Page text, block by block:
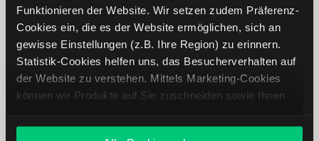
Funktionieren der Website. Wir setzen zudem Präferenz-
Cookies ein, die es der Website ermöglichen, sich an
gewisse Einstellungen (z.B. Ihre Region) zu erinnern.
Statistik-Cookies helfen uns, das Besucherverhalten auf
der Website zu verstehen. Mittels Marketing-Cookies
können wir Produkte auf Sie zuschneiden sowie Ihnen
Angebote unterbreiten. Sie entscheiden, welche Cookies
Echtzeit-Marktdaten
abonnieren
Handelsentscheidungen treffen zu können. Über das